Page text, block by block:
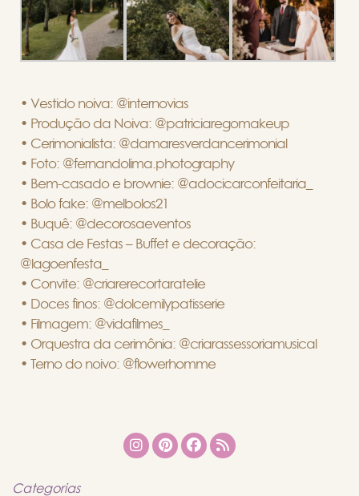
• Vestido noiva: @internovias
• Produção da Noiva: @patriciaregomakeup
• Cerimonialista: @damaresverdancerimonial
• Foto: @fernandolima.photography
• Bem-casado e brownie: @adocicarconfeitaria_
• Bolo fake: @melbolos21
• Buquê: @decorosaeventos
• Casa de Festas – Buffet e decoração:
@lagoenfesta_
• Convite: @criarerecortaratelie
• Doces finos: @dolcemilypatisserie
• Filmagem: @vidafilmes_
• Orquestra da cerimônia: @criarassessoriamusical
• Terno do noivo: @flowerhomme
Categorias